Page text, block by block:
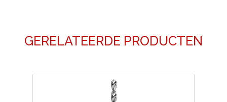
GERELATEERDE PRODUCTEN